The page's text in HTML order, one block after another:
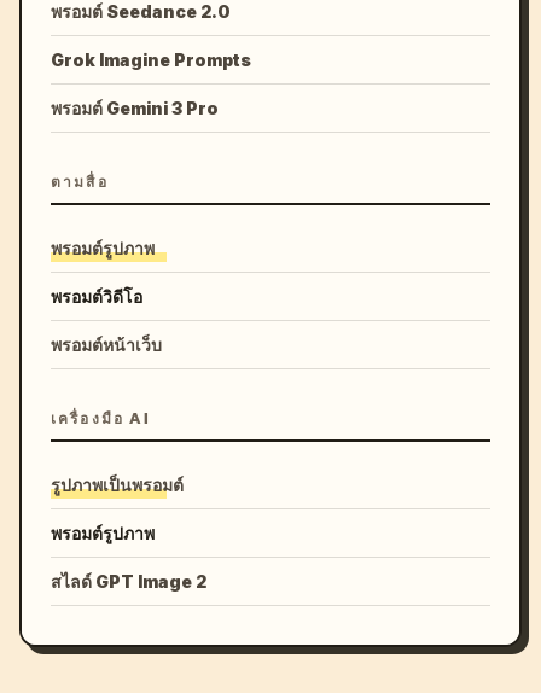
พรอมต์ Seedance 2.0
Grok Imagine Prompts
พรอมต์ Gemini 3 Pro
ตามสื่อ
พรอมต์รูปภาพ
พรอมต์วิดีโอ
พรอมต์หน้าเว็บ
เครื่องมือ AI
รูปภาพเป็นพรอมต์
พรอมต์รูปภาพ
สไลด์ GPT Image 2